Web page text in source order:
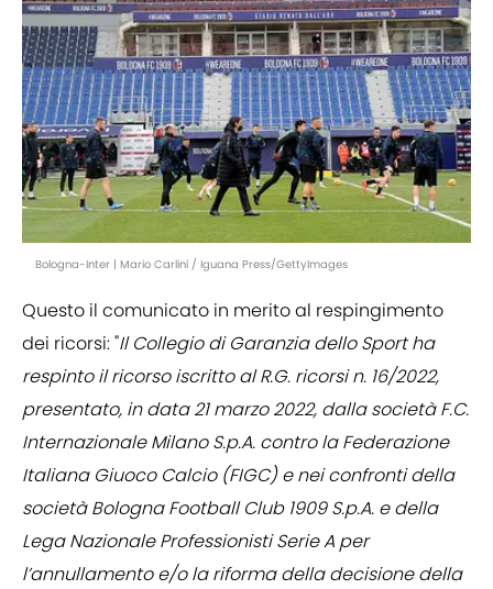
Bologna-Inter | Mario Carlini / Iguana Press/GettyImages
Questo il comunicato in merito al respingimento
dei ricorsi: "Il Collegio di Garanzia dello Sport ha
respinto il ricorso iscritto al R.G. ricorsi n. 16/2022,
presentato, in data 21 marzo 2022, dalla società F.C.
Internazionale Milano S.p.A. contro la Federazione
Italiana Giuoco Calcio (FIGC) e nei confronti della
società Bologna Football Club 1909 S.p.A. e della
Lega Nazionale Professionisti Serie A per
l’annullamento e/o la riforma della decisione della